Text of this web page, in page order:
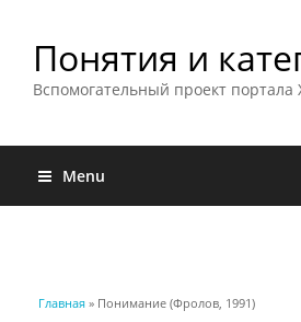
Понятия и
Вспомогательный проект
Menu
Вы здесь
Главная » Понимание (Фролов, 1991)